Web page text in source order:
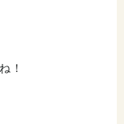
！